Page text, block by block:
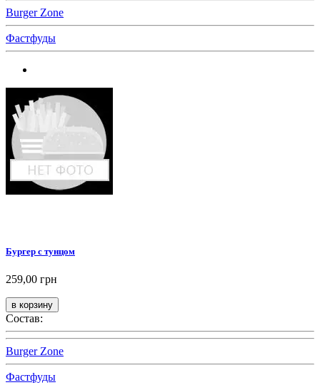
Burger Zone
Фастфуды
Бургер с тунцом
259,00 грн
Состав:
Burger Zone
Фастфуды